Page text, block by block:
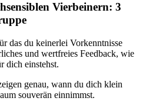
Vierbeinern: 3
das du keinerlei Vorkenntnisse
und wertfreies Feedback, wie
dich einstehst.
genau, wann du dich klein
souverän einnimmst.